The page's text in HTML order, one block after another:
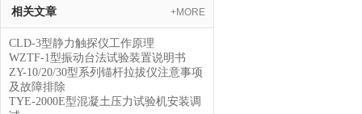
相关文章 +MORE
CLD-3型静力触探仪工作原理
WZTF-1型振动台法试验装置说明书
ZY-10/20/30型系列锚杆拉拔仪注意事项
及故障排除
TYE-2000E型混凝土压力试验机安装调